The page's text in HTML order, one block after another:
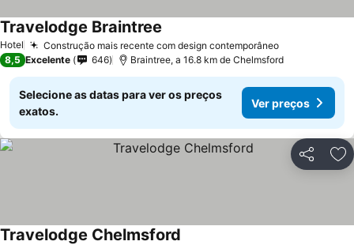
Hotel Construção mais recente com design contemporâneo
Travelodge Braintree
8,5 Excelente 646 Braintree, a 16.8 km de Chelmsford
Selecione as datas para ver os preços
exatos.
Ver preços
Partilhar
Travelodge Chelmsford